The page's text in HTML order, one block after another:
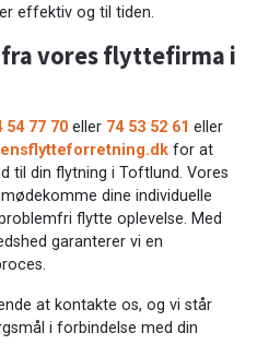
effektiv og til tiden.
fra vores flyttefirma i
54 77 70 eller 74 53 52 61 eller
for at
til din flytning i Toftlund. Vores
dine individuelle
flytte oplevelse. Med
garanterer vi en
at kontakte os, og vi står
i forbindelse med din